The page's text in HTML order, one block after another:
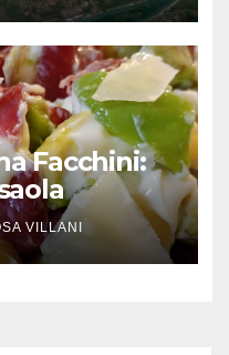
Facchini:
VILLANI